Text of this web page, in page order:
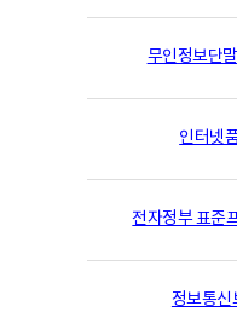
무인정보단
인터넷
전자정부 표준
정보통신